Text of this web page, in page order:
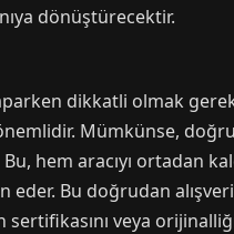
dönüştürecektir.
dikkatli olmak
Mümkünse,
hem aracıyı ortadan
Bu doğrudan
veya